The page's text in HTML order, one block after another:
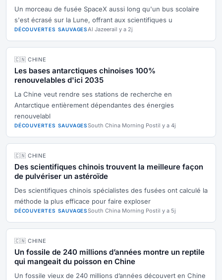
Un morceau de fusée SpaceX aussi long qu'un bus scolaire
s'est écrasé sur la Lune, offrant aux scientifiques u
DÉCOUVERTES SAUVAGESAl Jazeerail y a 2j
🇨🇳 CHINE
Les bases antarctiques chinoises 100%
renouvelables d'ici 2035
La Chine veut rendre ses stations de recherche en
Antarctique entièrement dépendantes des énergies
renouvelabl
DÉCOUVERTES SAUVAGESSouth China Morning Postil y a 4j
🇨🇳 CHINE
Des scientifiques chinois trouvent la meilleure façon
de pulvériser un astéroïde
Des scientifiques chinois spécialistes des fusées ont calculé la
méthode la plus efficace pour faire exploser
DÉCOUVERTES SAUVAGESSouth China Morning Postil y a 5j
🇨🇳 CHINE
Un fossile de 240 millions d’années montre un reptile
qui mangeait du poisson en Chine
Un fossile vieux de 240 millions d’années découvert en Chine